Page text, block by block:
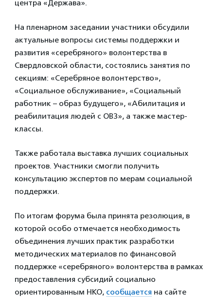
центра «Держава».
На пленарном заседании участники обсудили
актуальные вопросы системы поддержки и
развития «серебряного» волонтерства в
Свердловской области, состоялись занятия по
секциям: «Серебряное волонтерство»,
«Социальное обслуживание», «Социальный
работник – образ будущего», «Абилитация и
реабилитация людей с ОВЗ», а также мастер-
классы.
Также работала выставка лучших социальных
проектов. Участники смогли получить
консультацию экспертов по мерам социальной
поддержки.
По итогам форума была принята резолюция, в
которой особо отмечается необходимость
объединения лучших практик разработки
методических материалов по финансовой
поддержке «серебряного» волонтерства в рамках
предоставления субсидий социально
ориентированным НКО, сообщается на сайте